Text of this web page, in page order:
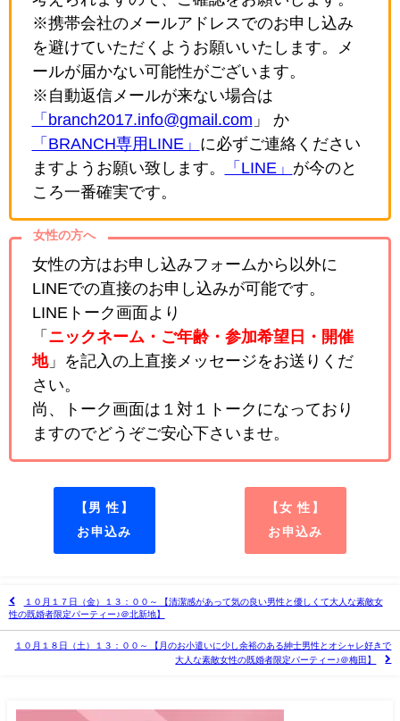
※携帯会社のメールアドレスでのお申し込み
を避けていただくようお願いいたします。メ
ールが届かない可能性がございます。
※自動返信メールが来ない場合は
「branch2017.info@gmail.com 」 か
「BRANCH専用LINE」 に必ずご連絡ください
ますようお願い致します。
「LINE」 が今のと
ころ一番確実です。
女性の方へ
女性の方はお申し込みフォームから以外に
LINEでの直接のお申し込みが可能です。
LINEトーク画面より
「 ニックネーム・ご年齢・参加希望日・開催
地」を記入の上直接メッセージをお送りくだ
さい。
尚、トーク画面は１対１トークになっており
ますのでどうぞご安心下さいませ。
【男 性】
お申込み
【女 性】
お申込み
１０月１７日（金）１３：００～ 【清潔感があって気の良い男性と優しくて大人な素敵女
性の既婚者限定パーティー♪＠北新地】
１０月１８日（土）１３：００～ 【月のお小遣いに少し余裕のある紳士男性とオシャレ好きで
大人な素敵女性の既婚者限定パーティー♪＠梅田】